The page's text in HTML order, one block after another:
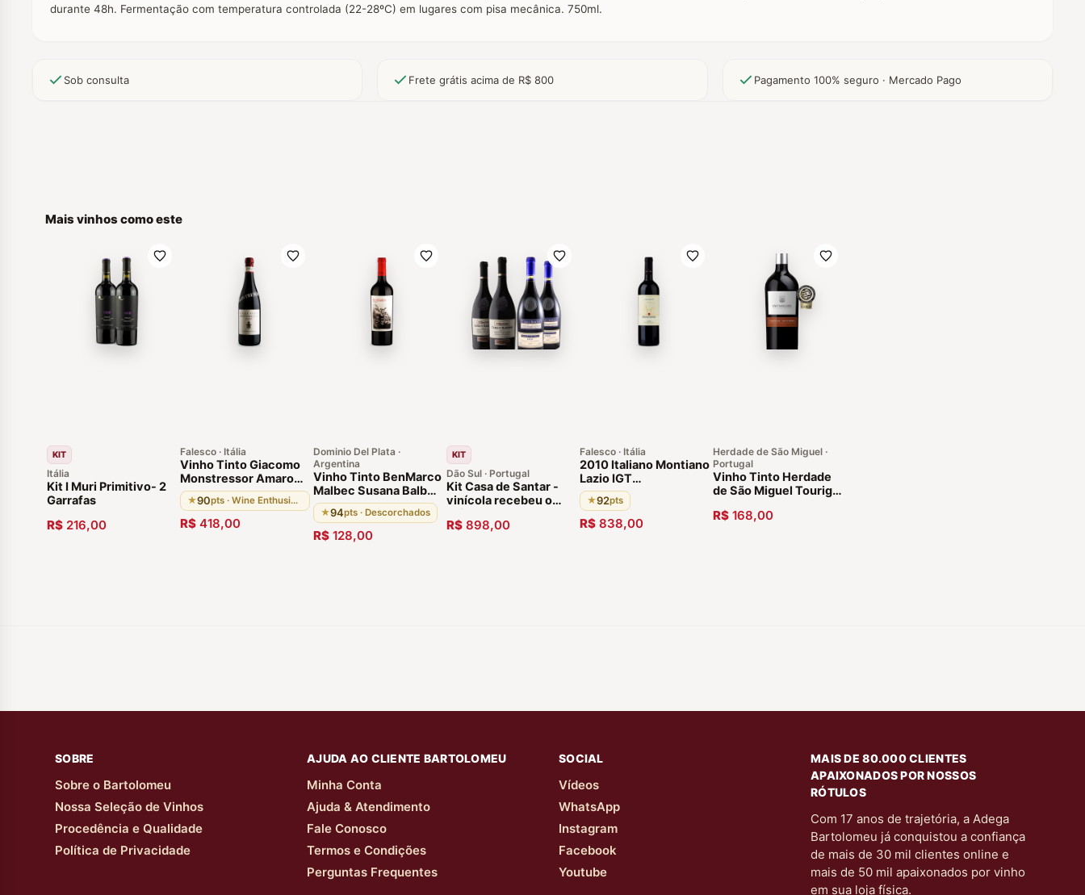
durante 48h. Fermentação com temperatura controlada (22-28ºC) em lugares com pisa mecânica. 750ml.
Sob consulta Frete grátis acima de R$ 800 Pagamento 100% seguro · Mercado Pago
Mais vinhos como este
KIT
Itália
Kit I Muri Primitivo- 2
Garrafas
R$ 216,00
Falesco · Itália
Vinho Tinto Giacomo
Monstressor Amarone
Della Valpolicella 2012
DOCG Italiano Região
Lazio
★90 pts · Wine Enthusiast
R$ 418,00
Dominio Del Plata ·
Argentina
Vinho Tinto BenMarco
Malbec Susana Balbo
Altamira 2017
★94pts · Descorchados
R$ 128,00
KIT
Dão Sul · Portugal
Kit Casa de Santar -
vinícola recebeu o
prêmio de Produtor do
Ano Vinhos
R$ 898,00
Falesco · Itália
2010 Italiano Montiano
Lazio IGT
Supertoscano. 92
Pontos Envelhecido 12
Meses Vinícola
Falesco
★92pts
R$ 838,00
Herdade de São Miguel ·
Portugal
Vinho Tinto Herdade
de São Miguel Touriga
Alentejo Português
R$ 168,00
SOBRE
Sobre o Bartolomeu
Nossa Seleção de Vinhos
Procedência e Qualidade
Política de Privacidade
AJUDA AO CLIENTE BARTOLOMEU
Minha Conta
Ajuda & Atendimento
Fale Conosco
Termos e Condições
Perguntas Frequentes
SOCIAL
Vídeos
WhatsApp
Instagram
Facebook
Youtube
MAIS DE 80.000 CLIENTES
APAIXONADOS POR NOSSOS
RÓTULOS
Com 17 anos de trajetória, a Adega
Bartolomeu já conquistou a confiança
de mais de 30 mil clientes online e
mais de 50 mil apaixonados por vinho
em sua loja física.